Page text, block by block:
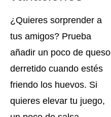
¿Quieres sorprender a
tus amigos? Prueba
añadir un poco de queso
derretido cuando estés
friendo los huevos. Si
quieres elevar tu juego,